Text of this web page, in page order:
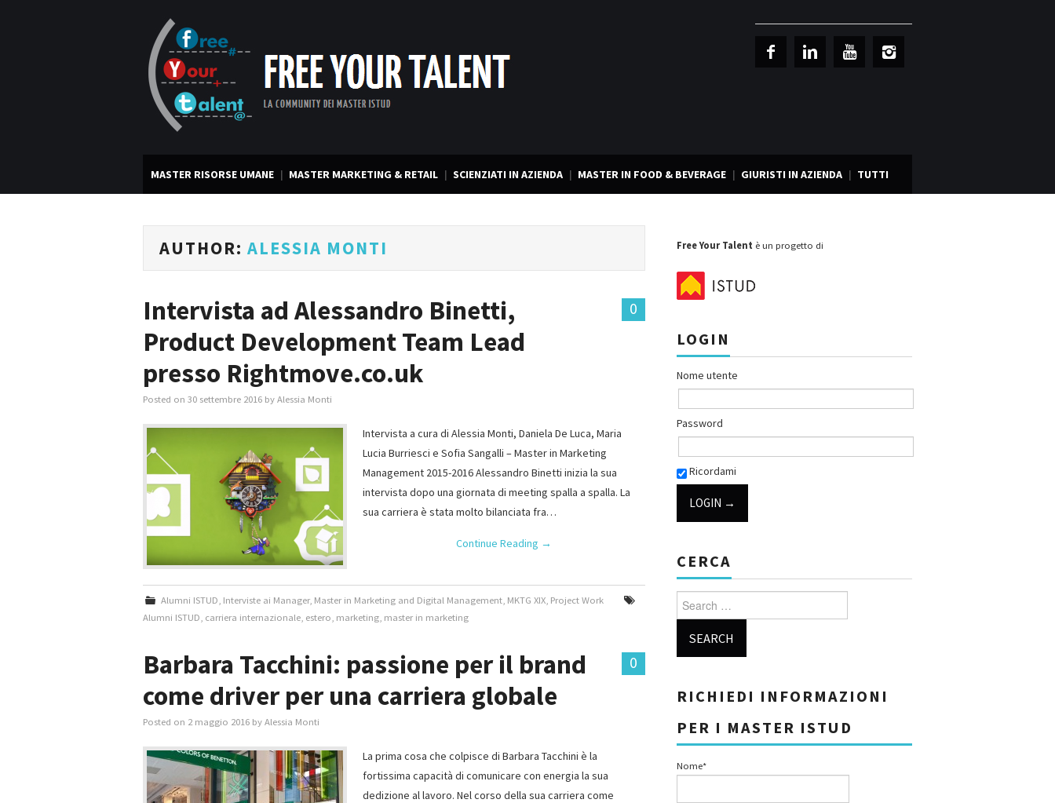
MASTER RISORSE UMANE MASTER MARKETING & RETAIL SCIENZIATI IN AZIENDA MASTER IN FOOD & BEVERAGE GIURISTI IN AZIENDA TUTTI
AUTHOR: ALESSIA MONTI
0
Intervista ad Alessandro Binetti,
Product Development Team Lead
presso Rightmove.co.uk
Posted on 30 settembre 2016 by Alessia Monti
Intervista a cura di Alessia Monti, Daniela De Luca, Maria
Lucia Burriesci e Sofia Sangalli – Master in Marketing
Management 2015-2016 Alessandro Binetti inizia la sua
intervista dopo una giornata di meeting spalla a spalla. La
sua carriera è stata molto bilanciata fra…
Continue Reading →
Alumni ISTUD, Interviste ai Manager, Master in Marketing and Digital Management, MKTG XIX, Project Work
Alumni ISTUD, carriera internazionale, estero, marketing, master in marketing
0
Barbara Tacchini: passione per il brand
come driver per una carriera globale
Posted on 2 maggio 2016 by Alessia Monti
La prima cosa che colpisce di Barbara Tacchini è la
fortissima capacità di comunicare con energia la sua
dedizione al lavoro. Nel corso della sua carriera come
Free Your Talent è un progetto di
LOGIN
Nome utente
Password
Ricordami
CERCA
Search for:
RICHIEDI INFORMAZIONI
PER I MASTER ISTUD
Nome*